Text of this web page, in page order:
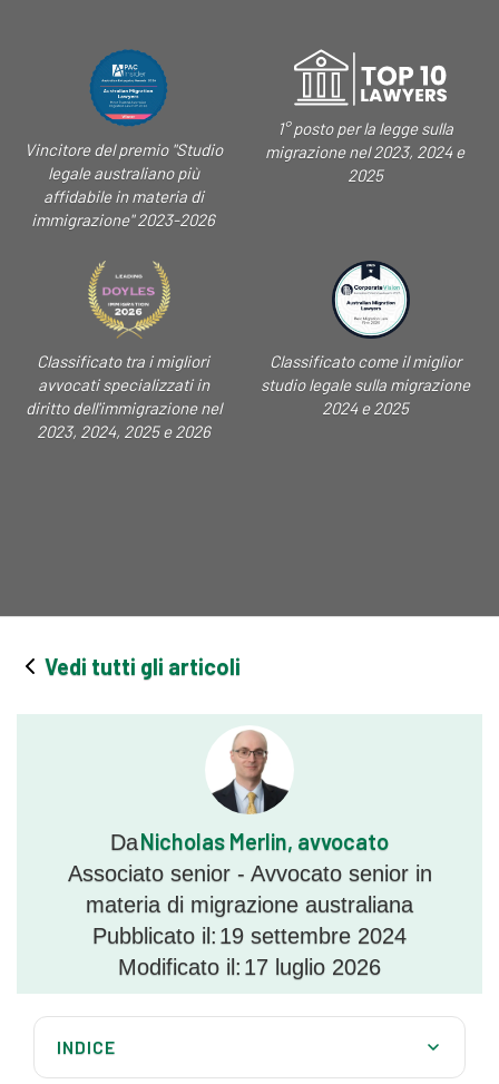
Vincitore del premio "Studio
legale australiano più
affidabile in materia di
immigrazione" 2023-2026
1° posto per la legge sulla
migrazione nel 2023, 2024 e
2025
Classificato tra i migliori
avvocati specializzati in
diritto dell'immigrazione nel
2023, 2024, 2025 e 2026
Classificato come il miglior
studio legale sulla migrazione
2024 e 2025
Vedi tutti gli articoli
DaNicholas Merlin, avvocato
Associato senior - Avvocato senior in
materia di migrazione australiana
Pubblicato il: 19 settembre 2024
Modificato il: 17 luglio 2026
INDICE